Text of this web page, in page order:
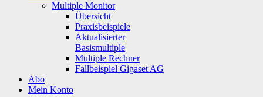
Multiple Monitor
Übersicht
Praxisbeispiele
Aktualisierter
Basismultiple
Multiple Rechner
Fallbeispiel Gigaset AG
Abo
Mein Konto